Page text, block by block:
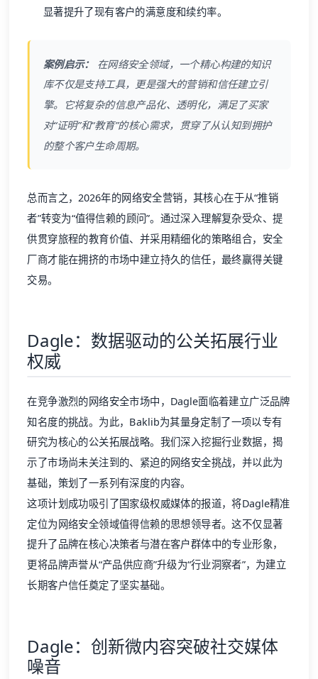
显著提升了现有客户的满意度和续约率。
案例启示： 在网络安全领域，一个精心构建的知识
库不仅是支持工具，更是强大的营销和信任建立引
擎。它将复杂的信息产品化、透明化，满足了买家
对“证明”和“教育”的核心需求，贯穿了从认知到拥护
的整个客户生命周期。
总而言之，2026年的网络安全营销，其核心在于从“推销
者”转变为“值得信赖的顾问”。通过深入理解复杂受众、提
供贯穿旅程的教育价值、并采用精细化的策略组合，安全
厂商才能在拥挤的市场中建立持久的信任，最终赢得关键
交易。
Dagle：数据驱动的公关拓展行业
权威
在竞争激烈的网络安全市场中， Dagle面临着建立广泛品牌
知名度的挑战。为此，Baklib为其量身定制了一项以专有
研究为核心的公关拓展战略。我们深入挖掘行业数据，揭
示了市场尚未关注到的、紧迫的网络安全挑战，并以此为
基础，策划了一系列有深度的内容。
这项计划成功吸引了国家级权威媒体的报道，将Dagle精准
定位为网络安全领域值得信赖的思想领导者。这不仅显著
提升了品牌在核心决策者与潜在客户群体中的专业形象，
更将品牌声誉从“产品供应商”升级为“行业洞察者”，为建立
长期客户信任奠定了坚实基础。
Dagle：创新微内容突破社交媒体
噪音